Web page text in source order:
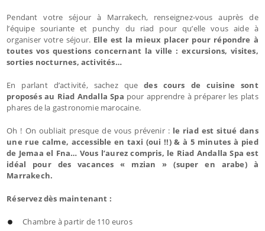
Pendant votre séjour à Marrakech, renseignez-vous auprès de
l’équipe souriante et punchy du riad pour qu’elle vous aide à
organiser votre séjour. Elle est la mieux placer pour répondre à
toutes vos questions concernant la ville : excursions, visites,
sorties nocturnes, activités…
En parlant d’activité, sachez quedes cours de cuisine sont
proposés au Riad Andalla Spa pour apprendre à préparer les plats
phares de la gastronomie marocaine.
Oh ! On oubliait presque de vous prévenir :le riad est situé dans
une rue calme, accessible en taxi (oui !!) & à 5 minutes à pied
de Jemaa el Fna… Vous l’aurez compris, le Riad Andalla Spa est
idéal pour des vacances « mzian » (super en arabe) à
Marrakech.
Réservez dès maintenant :
Chambre à partir de 110 euros